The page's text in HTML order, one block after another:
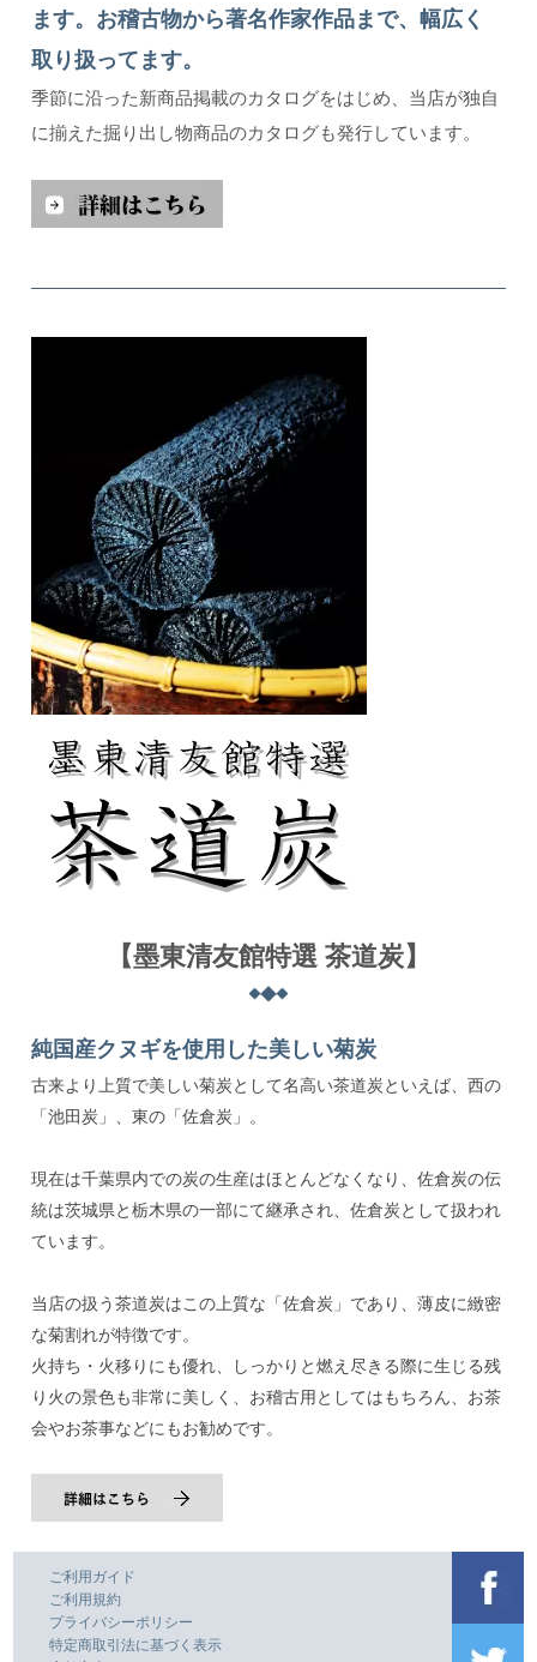
ます。お稽古物から著名作家作品まで、幅広く
取り扱ってます。
季節に沿った新商品掲載のカタログをはじめ、当店が独自
に揃えた掘り出し物商品のカタログも発行しています。
【墨東清友館特選 茶道炭】
純国産クヌギを使用した美しい菊炭
古来より上質で美しい菊炭として名高い茶道炭といえば、西の
「池田炭」、東の「佐倉炭」。
現在は千葉県内での炭の生産はほとんどなくなり、佐倉炭の伝
統は茨城県と栃木県の一部にて継承され、佐倉炭として扱われ
ています。
当店の扱う茶道炭はこの上質な「佐倉炭」であり、薄皮に緻密
な菊割れが特徴です。
火持ち・火移りにも優れ、しっかりと燃え尽きる際に生じる残
り火の景色も非常に美しく、お稽古用としてはもちろん、お茶
会やお茶事などにもお勧めです。
ご利用ガイド
ご利用規約
プライバシーポリシー
特定商取引法に基づく表示